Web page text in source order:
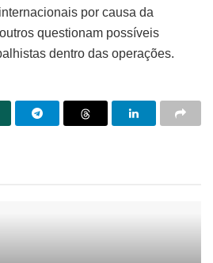
por causa da
questionam possíveis
dentro das operações.